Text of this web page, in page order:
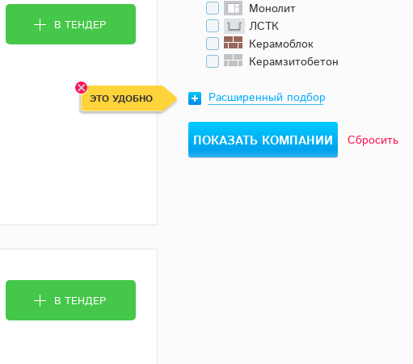
В ТЕНДЕР
В ТЕНДЕР
Монолит
ЛСТК
Керамоблок
Керамзитобетон
ЭТО УДОБНО Расширенный подбор
Сбросить